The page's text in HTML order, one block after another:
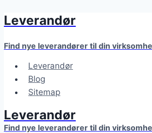
Fortsæt
indhold
Leverandør
Find nye leverandører til din
Leverandør
Blog
Sitemap
Leverandør
Find nye leverandører til din